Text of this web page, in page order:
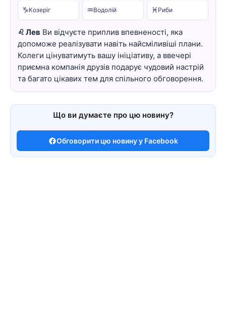
♑Козеріг ♒Водолій ♓ Риби
♌ Лев Ви відчуєте приплив впевненості, яка
допоможе реалізувати навіть найсміливіші плани.
Колеги цінуватимуть вашу ініціативу, а ввечері
приємна компанія друзів подарує чудовий настрій
та багато цікавих тем для спільного обговорення.
Що ви думаєте про цю новину?
Обговорити цю новину у Facebook